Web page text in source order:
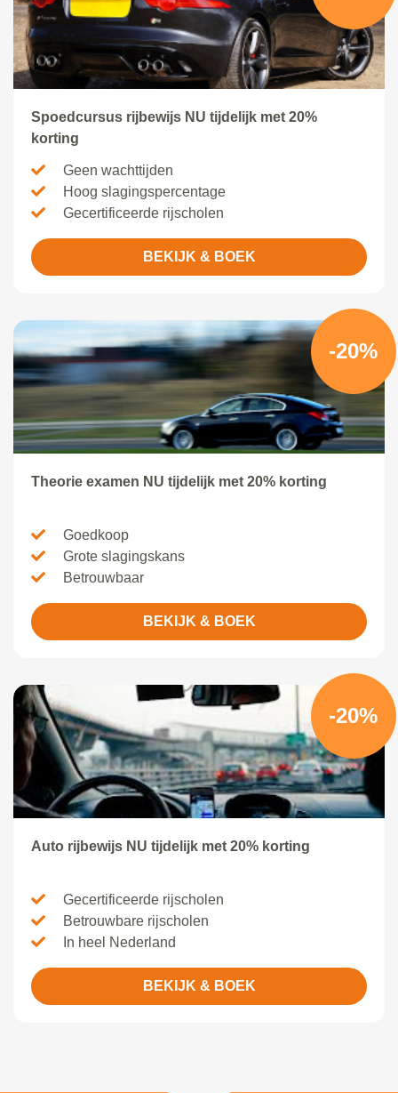
Spoedcursus rijbewijs NU tijdelijk met 20%
korting
Geen wachttijden
Hoog slagingspercentage
Gecertificeerde rijscholen
BEKIJK & BOEK
-20%
Theorie examen NU tijdelijk met 20% korting
Goedkoop
Grote slagingskans
Betrouwbaar
BEKIJK & BOEK
-20%
Auto rijbewijs NU tijdelijk met 20% korting
Gecertificeerde rijscholen
Betrouwbare rijscholen
In heel Nederland
BEKIJK & BOEK